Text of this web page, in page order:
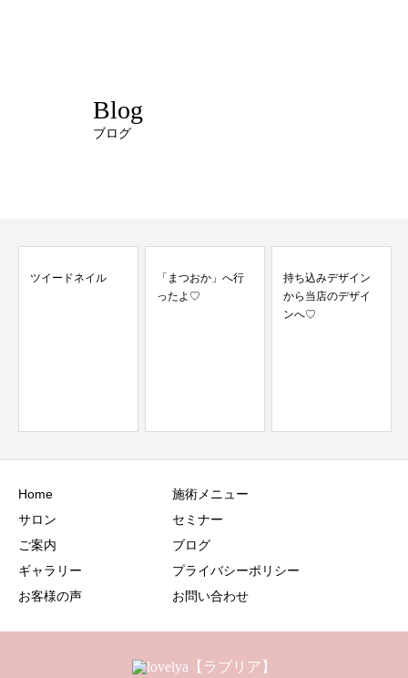
Blog
ブログ
「まつおか」へ行
持ち込みデザイン
から当店のデザイ
Home
サロン
ご案内
ギャラリー
お客様の声
施術メニュー
セミナー
ブログ
プライバシーポリシー
お問い合わせ